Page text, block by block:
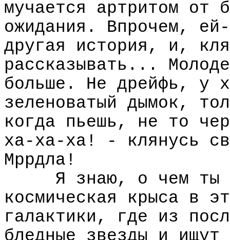
мучается артритом от
ожидания. Впрочем,
другая история, и,
рассказывать...
больше. Не дрейфь, у
зеленоватый дымок,
когда пьешь, не то
ха-ха-ха! - клянусь
Мррдла!
Я знаю, о чем ты
космическая крыса в
галактики, где из
бледные звезды и ищут